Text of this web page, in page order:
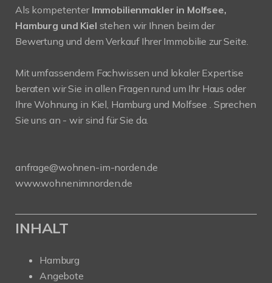
Als kompetenter Immobilienmakler in Molfsee,
Hamburg und Kiel stehen wir Ihnen beim der
Bewertung und dem Verkauf Ihrer Immobilie zur Seite.
Mit umfassendem Fachwissen und lokaler Expertise
beraten wir Sie in allen Fragen rund um Ihr Haus oder
Ihre Wohnung in Kiel, Hamburg und Molfsee . Sprechen
Sie uns an - wir sind für Sie da.
anfrage@wohnen-im-norden.de
www.wohnenimnorden.de
INHALT
Hamburg
Angebote